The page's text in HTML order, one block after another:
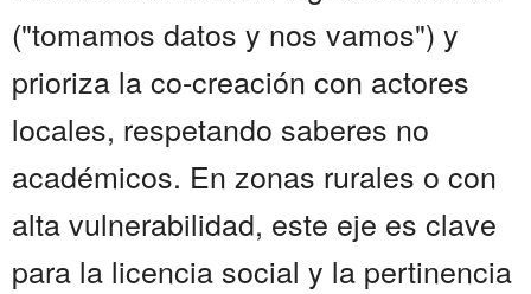
("tomamos datos y nos vamos") y
prioriza la co-creación con actores
locales, respetando saberes no
académicos. En zonas rurales o con
alta vulnerabilidad, este eje es clave
para la licencia social y la pertinencia